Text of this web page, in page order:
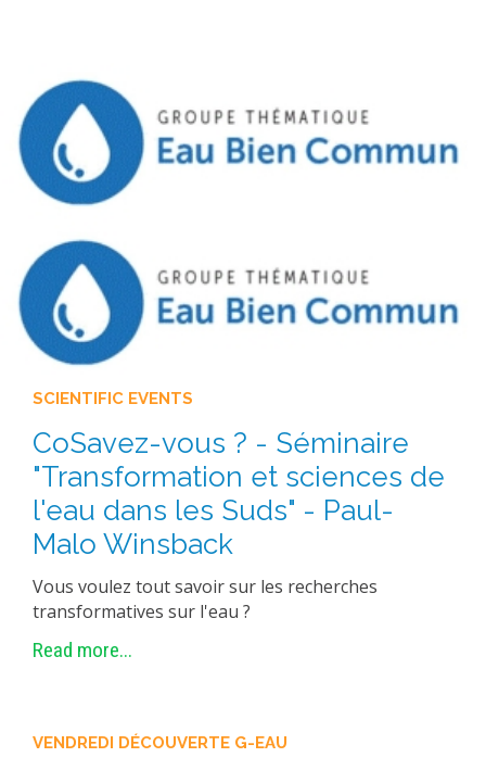
SCIENTIFIC EVENTS
CoSavez-vous ? - Séminaire
"Transformation et sciences de
l'eau dans les Suds" - Paul-
Malo Winsback
Vous voulez tout savoir sur les recherches
transformatives sur l'eau ?
Read more...
VENDREDI DÉCOUVERTE G-EAU